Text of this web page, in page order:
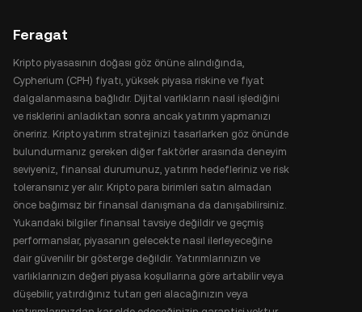
Feragat
Kripto piyasasının doğası göz önüne alındığında,
Cypherium (CPH) fiyatı, yüksek piyasa riskine ve fiyat
dalgalanmasına bağlıdır. Dijital varlıkların nasıl işlediğini
ve risklerini anladıktan sonra ancak yatırım yapmanızı
öneririz. Kripto yatırım stratejinizi tasarlarken göz önünde
bulundurmanız gereken diğer faktörler arasında deneyim
seviyeniz, finansal durumunuz, yatırım hedefleriniz ve risk
toleransınız yer alır. Kripto para birimleri satın almadan
önce bağımsız bir finansal danışmana da danışabilirsiniz.
Yukarıdaki bilgiler finansal tavsiye değildir ve geçmiş
performanslar, piyasanın gelecekte nasıl ilerleyeceğine
dair güvenilir bir gösterge değildir. Yatırımlarınızın ve
varlıklarınızın değeri piyasa koşullarına göre artabilir veya
düşebilir, yatırdığınız tutarı geri alacağınızın veya